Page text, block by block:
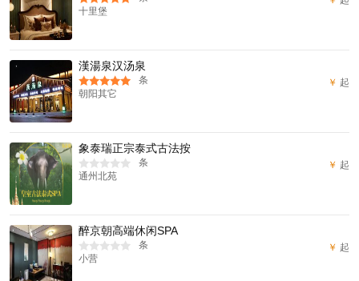
十里堡
漢湯泉汉汤泉
条
朝阳其它
￥ 起
象泰瑞正宗泰式古法按
条
通州北苑
￥ 起
醉京朝高端休闲SPA
条
小营
￥ 起